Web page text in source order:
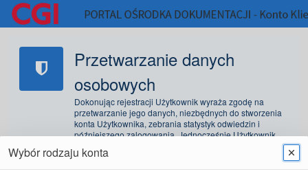
Przetwarzanie danych
osobowych
Dokonując rejestracji Użytkownik wyraża zgodę na
przetwarzanie jego danych, niezbędnych do stworzenia
konta Użytkownika, zebrania statystyk odwiedzin i
późniejszego zalogowania. Jednocześnie Użytkownik
wyraża zgodę na otrzymywanie komunikatów lub informacji
za pośrednictwem poczty elektronicznej na podany adres
poczty elektronicznej.
Wybór rodzaju konta